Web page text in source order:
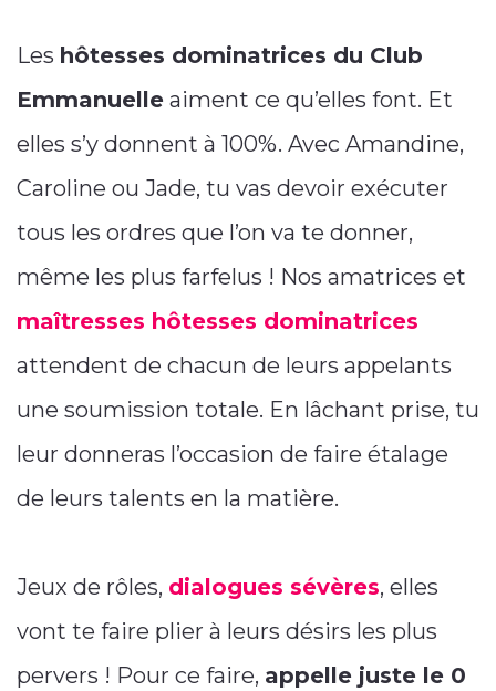
Les hôtesses dominatrices du Club
Emmanuelle aiment ce qu’elles font. Et
elles s’y donnent à 100%. Avec Amandine,
Caroline ou Jade, tu vas devoir exécuter
tous les ordres que l’on va te donner,
même les plus farfelus ! Nos amatrices et
maîtresses hôtesses dominatrices
attendent de chacun de leurs appelants
une soumission totale. En lâchant prise, tu
leur donneras l’occasion de faire étalage
de leurs talents en la matière.
Jeux de rôles, dialogues sévères, elles
vont te faire plier à leurs désirs les plus
pervers ! Pour ce faire, appelle juste le 0